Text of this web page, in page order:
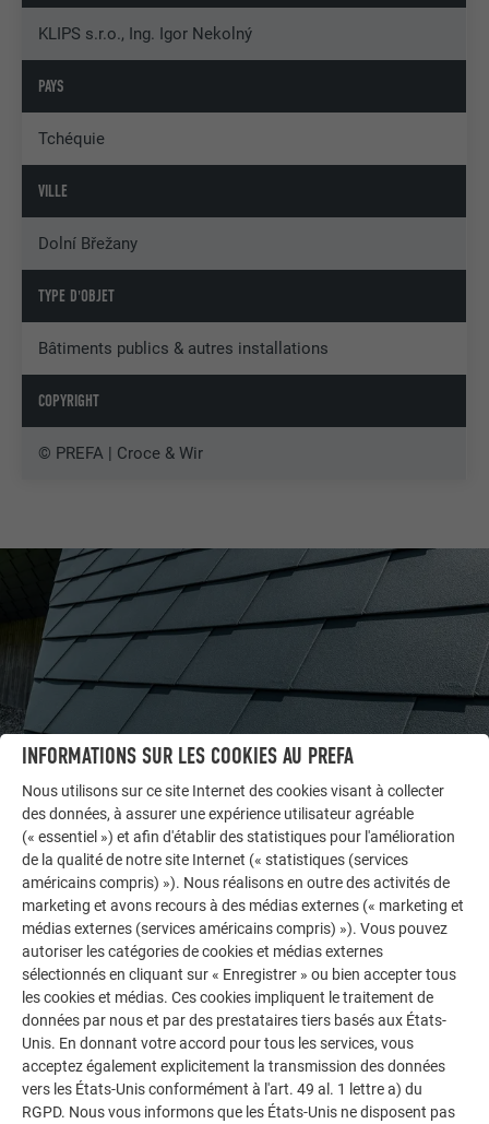
KLIPS s.r.o., Ing. Igor Nekolný
PAYS
Tchéquie
VILLE
Dolní Břežany
TYPE D'OBJET
Bâtiments publics & autres installations
COPYRIGHT
© PREFA | Croce & Wir
LAISSEZ-VOUS INSPIRER
AUTRES BÂTIMENTS
La galerie de références PREFA démontre la
polyvalence de l’aluminium. Découvrez d’autres projets
impressionnants avec les solutions en aluminium
durables de PREFA pour toitures, systèmes solaires et
façades.
VOIR DAVANTAGE DE RÉFÉRENCES
INFORMATIONS SUR LES COOKIES AU PREFA
Nous utilisons sur ce site Internet des cookies visant à collecter
des données, à assurer une expérience utilisateur agréable
(« essentiel ») et afin d'établir des statistiques pour l'amélioration
de la qualité de notre site Internet (« statistiques (services
américains compris) »). Nous réalisons en outre des activités de
marketing et avons recours à des médias externes (« marketing et
médias externes (services américains compris) »). Vous pouvez
autoriser les catégories de cookies et médias externes
sélectionnés en cliquant sur « Enregistrer » ou bien accepter tous
les cookies et médias. Ces cookies impliquent le traitement de
données par nous et par des prestataires tiers basés aux États-
Unis. En donnant votre accord pour tous les services, vous
acceptez également explicitement la transmission des données
vers les États-Unis conformément à l'art. 49 al. 1 lettre a) du
RGPD. Nous vous informons que les États-Unis ne disposent pas